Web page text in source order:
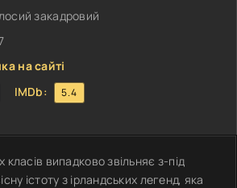
закадровий
на сайті
IMDb: 5.4
класів випадково звільняє з-під
істоту з ірландських легенд, яка